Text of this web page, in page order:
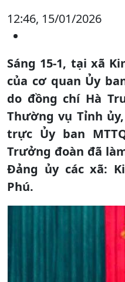
12:46, 15/01/2026
Sáng 15-1, tại xã
của cơ quan Ủy
do đồng chí Hà
Thường vụ Tỉnh
trực Ủy ban
Trưởng đoàn đã
Đảng ủy các xã:
Phú.